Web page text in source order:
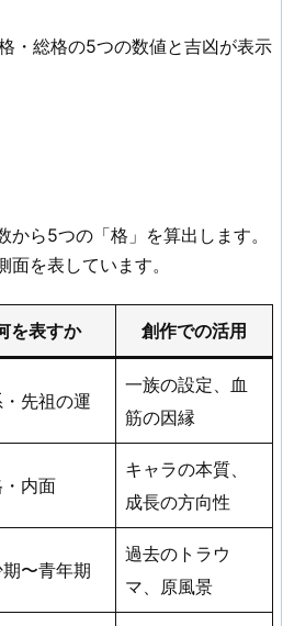
・総格の5つの数値と吉凶が表示
ら5つの「格」を算出します。
を表しています。
を表すか 創作での活用
先祖の運
一族の設定、血
筋の因縁
内面
キャラの本質、
成長の方向性
〜青年期
過去のトラウ
マ、原風景